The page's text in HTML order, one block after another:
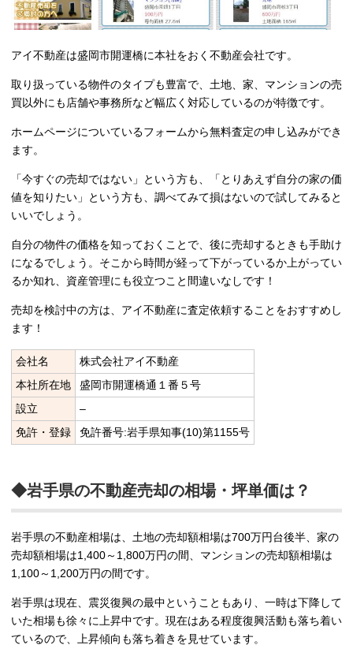
アイ不動産は盛岡市開運橋に本社をおく不動産会社です。
取り扱っている物件のタイプも豊富で、土地、家、マンションの売
買以外にも店舗や事務所など幅広く対応しているのが特徴です。
ホームページについているフォームから無料査定の申し込みができ
ます。
「今すぐの売却ではない」という方も、「とりあえず自分の家の価
値を知りたい」という方も、調べてみて損はないので試してみると
いいでしょう。
自分の物件の価格を知っておくことで、後に売却するときも手助け
になるでしょう。そこから時間が経って下がっているか上がってい
るか知れ、資産管理にも役立つこと間違いなしです！
売却を検討中の方は、アイ不動産に査定依頼することをおすすめし
ます！
会社名
株式会社アイ不動産
本社所在地
盛岡市開運橋通１番５号
設立
–
免許・登録
免許番号:岩手県知事(10)第1155号
◆岩手県の不動産売却の相場・坪単価は？
岩手県の不動産相場は、土地の売却額相場は700万円台後半、家の
売却額相場は1,400～1,800万円の間、マンションの売却額相場は
1,100～1,200万円の間です。
岩手県は現在、震災復興の最中ということもあり、一時は下降して
いた相場も徐々に上昇中です。現在はある程度復興活動も落ち着い
ているので、上昇傾向も落ち着きを見せています。